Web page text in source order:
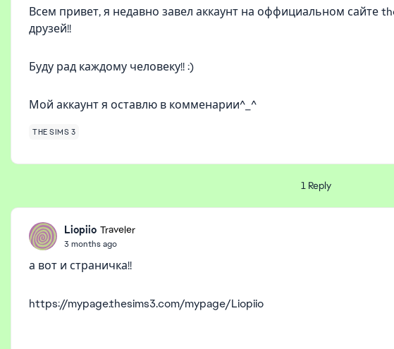
Всем привет, я недавно завел аккаунт на оффициальном сайте
друзей!!
Буду рад каждому человеку!! :)
Мой аккаунт я оставлю в комменарии^_^
THE SIMS 3
1 Reply
Liopiio Traveler
3 months ago
а вот и страничка!!
https://mypage.thesims3.com/mypage/Liopiio